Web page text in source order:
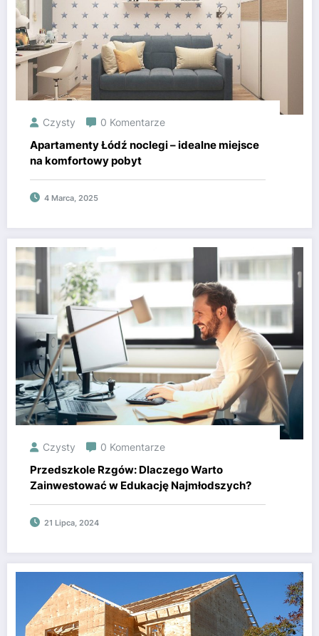
Czysty 0 Komentarze
Apartamenty Łódź noclegi – idealne miejsce
na komfortowy pobyt
4 Marca, 2025
Czysty 0 Komentarze
Przedszkole Rzgów: Dlaczego Warto
Zainwestować w Edukację Najmłodszych?
21 Lipca, 2024